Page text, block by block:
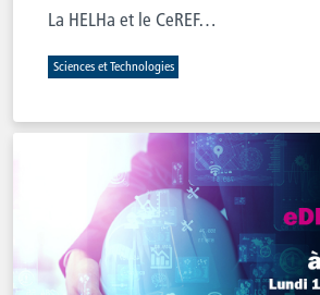
La HELHa et le CeREF…
Sciences et Technologies